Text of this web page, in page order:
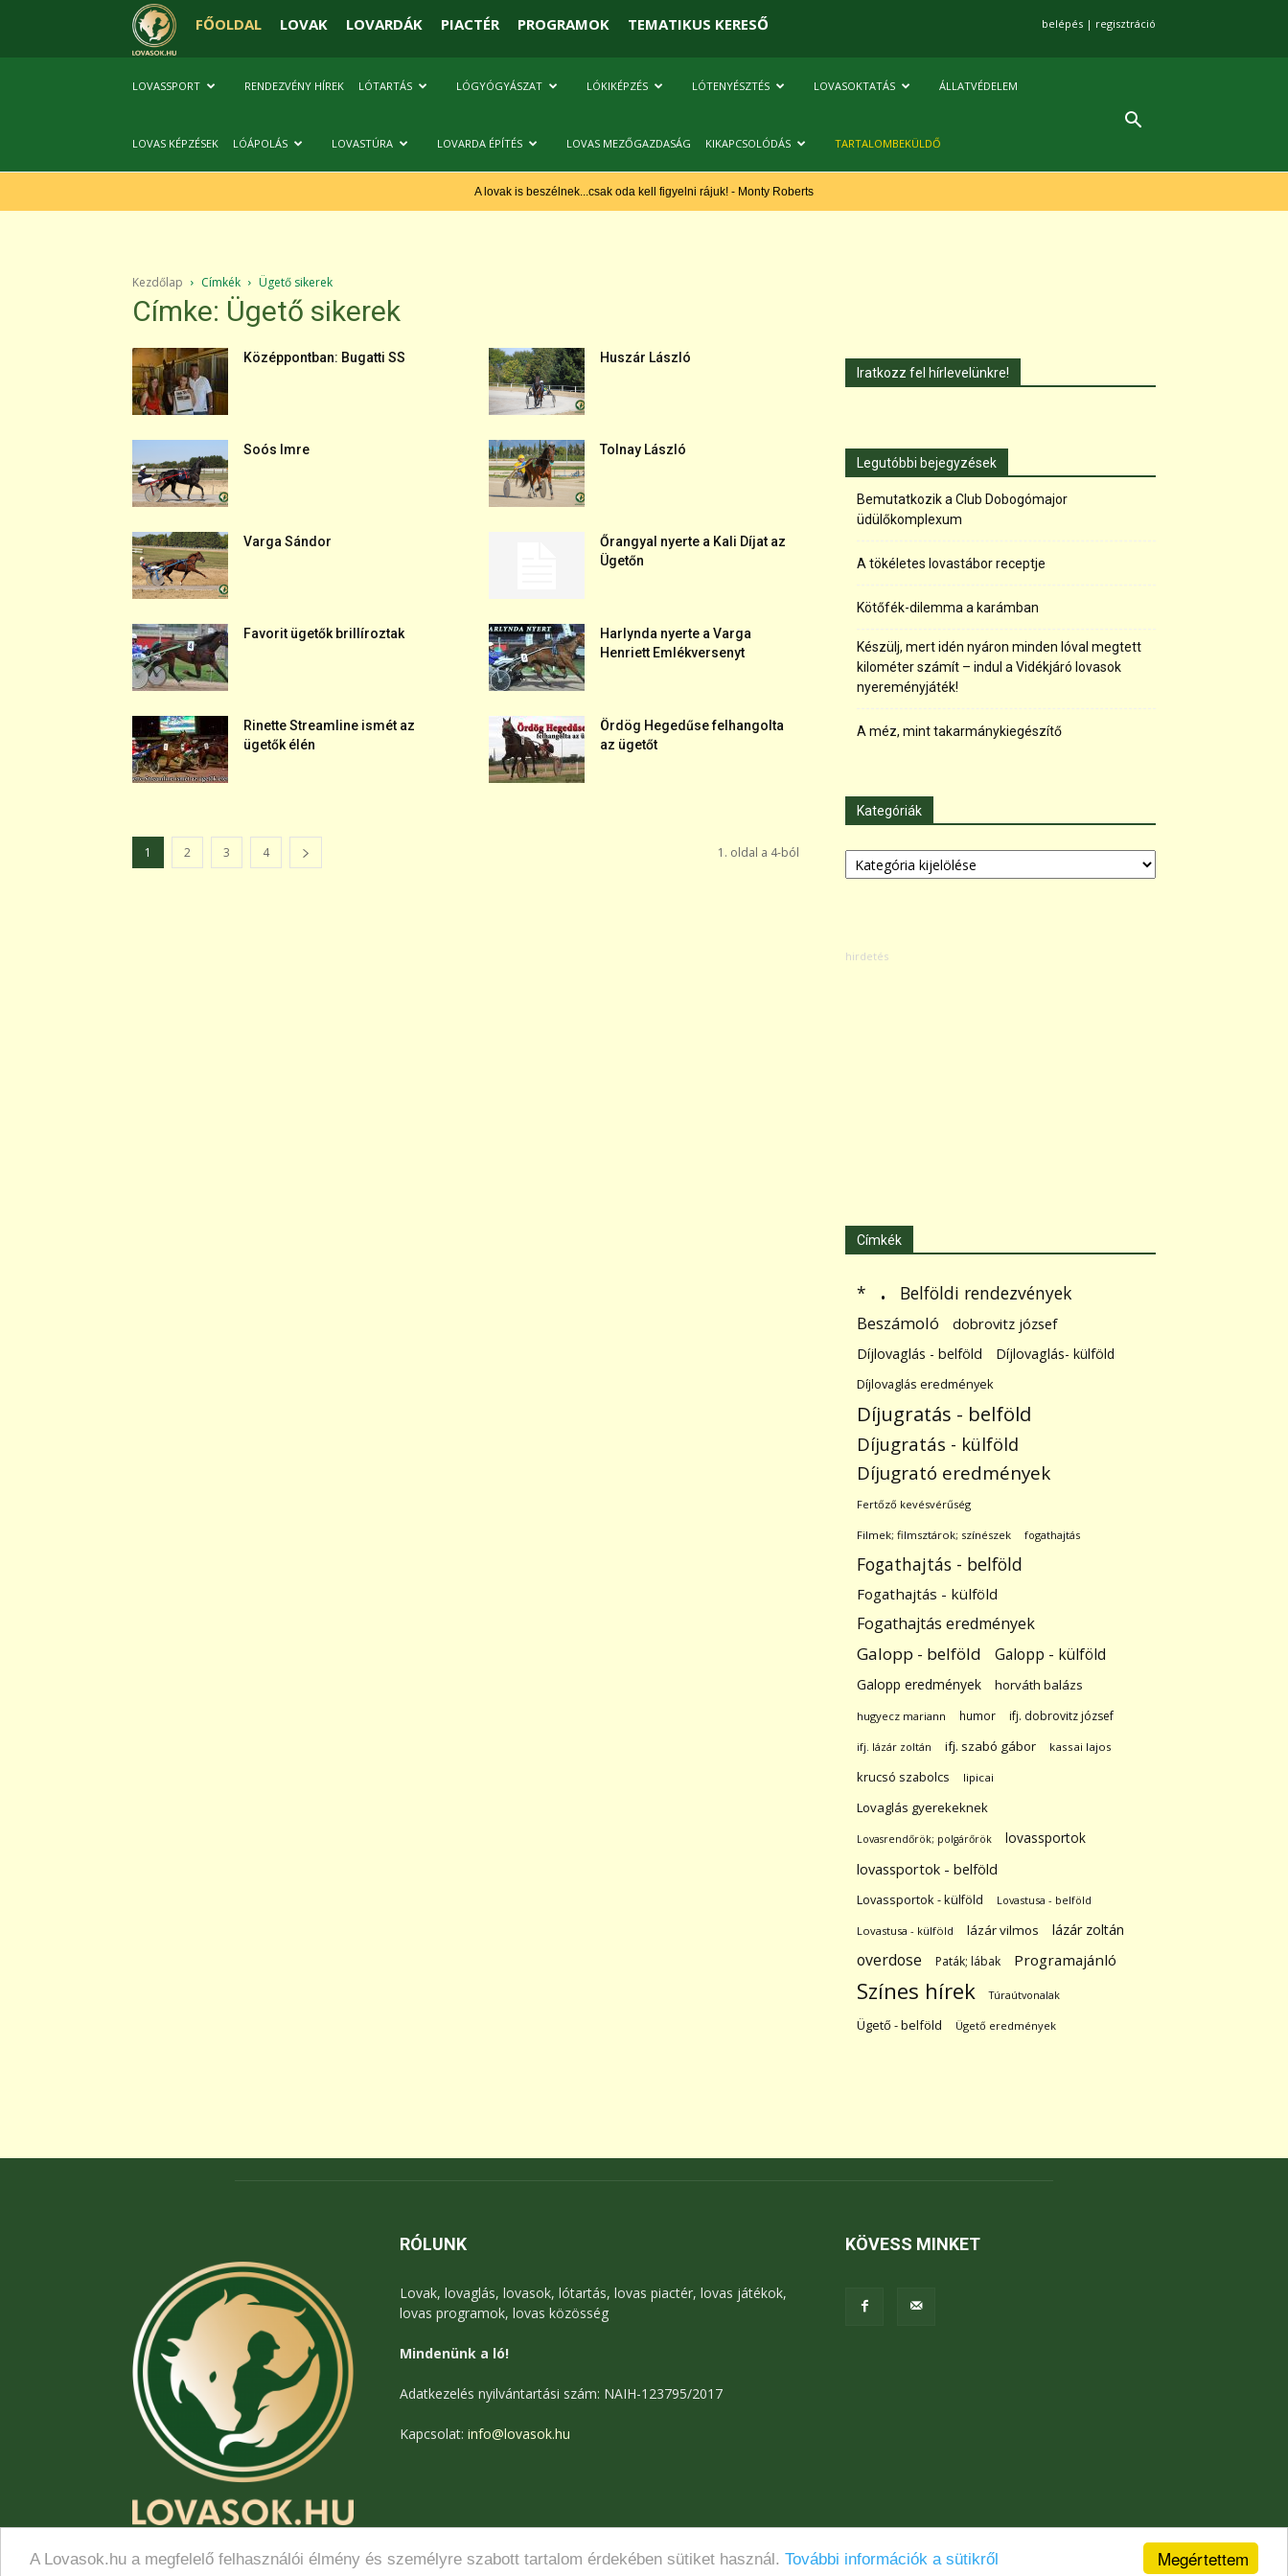
Megértettem
A Lovasok.hu a megfelelő felhasználói élmény és személyre szabott tartalom érdekében sütiket használ. További információk a sütikről
FŐOLDAL LOVAK LOVARDÁK PIACTÉR PROGRAMOK TEMATIKUS KERESŐ belépés | regisztráció
LOVASSPORT RENDEZVÉNY HÍREK LÓTARTÁS LÓGYÓGYÁSZAT LÓKIKÉPZÉS LÓTENYÉSZTÉS LOVASOKTATÁS ÁLLATVÉDELEM
LOVAS KÉPZÉSEK LÓÁPOLÁS LOVASTÚRA LOVARDA ÉPÍTÉS LOVAS MEZŐGAZDASÁG KIKAPCSOLÓDÁS TARTALOMBEKÜLDŐ
A lovak is beszélnek...csak oda kell figyelni rájuk! - Monty Roberts
Kezdőlap Címkék Ügető sikerek
Címke: Ügető sikerek
Középpontban: Bugatti SS Huszár László
Soós Imre Tolnay László
Varga Sándor
Őrangyal nyerte a Kali Díjat az
Ügetőn
Favorit ügetők brillíroztak
Harlynda nyerte a Varga
Henriett Emlékversenyt
Rinette Streamline ismét az
ügetők élén
Ördög Hegedűse felhangolta
az ügetőt
1 2 3 4 1. oldal a 4-ból
Iratkozz fel hírlevelünkre!
Legutóbbi bejegyzések
Bemutatkozik a Club Dobogómajor
üdülőkomplexum
A tökéletes lovastábor receptje
Kötőfék-dilemma a karámban
Készülj, mert idén nyáron minden lóval megtett
kilométer számít – indul a Vidékjáró lovasok
nyereményjáték!
A méz, mint takarmánykiegészítő
Kategóriák
Kategóriák
Címkék
* . Belföldi rendezvények
Beszámoló dobrovitz józsef
Díjlovaglás - belföld Díjlovaglás- külföld
Díjlovaglás eredmények
Díjugratás - belföld
Díjugratás - külföld
Díjugrató eredmények
Fertőző kevésvérűség
Filmek; filmsztárok; színészek fogathajtás
Fogathajtás - belföld
Fogathajtás - külföld
Fogathajtás eredmények
Galopp - belföld Galopp - külföld
Galopp eredmények horváth balázs
hugyecz mariann humor ifj. dobrovitz józsef
ifj. lázár zoltán ifj. szabó gábor kassai lajos
krucsó szabolcs lipicai
Lovaglás gyerekeknek
Lovasrendőrök; polgárőrök
lovassportok
lovassportok - belföld
Lovassportok - külföld Lovastusa - belföld
Lovastusa - külföld lázár vilmos lázár zoltán
overdose Paták; lábak Programajánló
Színes hírek Túraútvonalak
Ügető - belföld Ügető eredmények
RÓLUNK
Lovak, lovaglás, lovasok, lótartás, lovas piactér, lovas játékok,
lovas programok, lovas közösség
Mindenünk a ló!
Adatkezelés nyilvántartási szám: NAIH-123795/2017
Kapcsolat: info@lovasok.hu
KÖVESS MINKET
Médiaajánlat Adatkezelési tájékoztató Jogi nyilatkozat Kapcsolat
© Lovasok.hu